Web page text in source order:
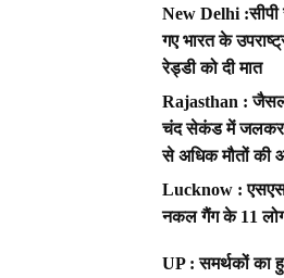
New Delhi :सीपी
गए भारत के
रेड्डी को दी मात
Rajasthan :
चंद सेकंड में जलकर
से अधिक मौतों की
Lucknow :
नकल गैंग के 11 लोग
UP : समर्थकों का